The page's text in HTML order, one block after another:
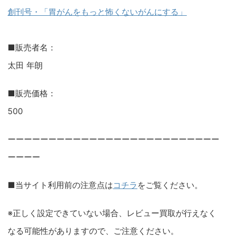
創刊号・「胃がんをもっと怖くないがんにする」
■販売者名：
太田 年朗
■販売価格：
500
ーーーーーーーーーーーーーーーーーーーーーーーーーー
ーーーー
■当サイト利用前の注意点はコチラ をご覧ください。
※正しく設定できていない場合、レビュー買取が行えなく
なる可能性がありますので、ご注意ください。